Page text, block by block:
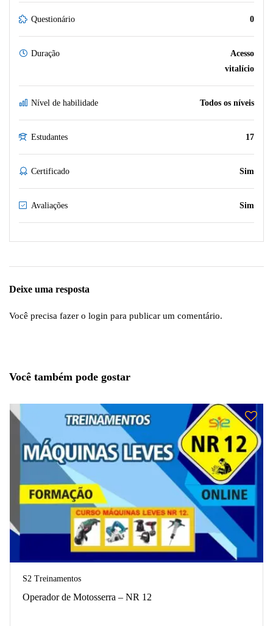
Questionário 0
Duração
Acesso
vitalício
Nível de habilidade Todos os níveis
Estudantes 17
Certificado Sim
Avaliações Sim
Deixe uma resposta
Você precisa fazer o login para publicar um comentário.
Você também pode gostar
S2 Treinamentos
Operador de Motosserra – NR 12